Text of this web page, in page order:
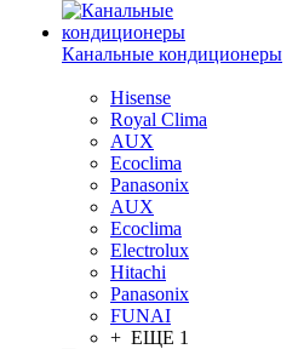
Канальные кондиционеры
Hisense
Royal Clima
AUX
Ecoclima
Panasonix
AUX
Ecoclima
Electrolux
Hitachi
Panasonix
FUNAI
+ ЕЩЕ 1